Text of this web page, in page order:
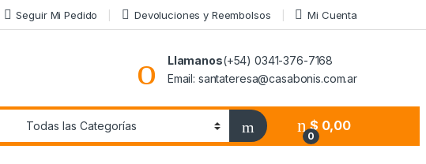
Seguir Mi Pedido Devoluciones y Reembolsos Mi Cuenta
Llamanos(+54) 0341-376-7168
Email: santateresa@casabonis.com.ar
0
$ 0,00